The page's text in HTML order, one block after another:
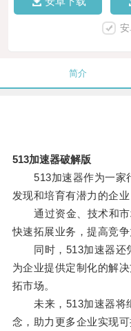
简介
513加速器破解版
513加速器作为一家
发现和培育有潜力的企
通过资金、技术和市
快速拓展业务，提高竞争
同时，513加速器还凭
为企业提供定制化的解
拓市场。
未来，513加速器将继
念，助力更多企业实现